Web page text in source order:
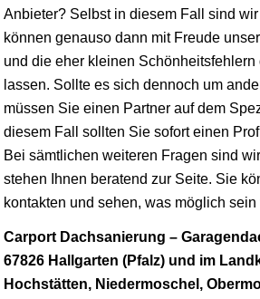
Anbieter? Selbst in diesem Fall sind
können genauso dann mit Freude
und die eher kleinen Schönheitsfehlern
lassen. Sollte es sich dennoch um
müssen Sie einen Partner auf dem
diesem Fall sollten Sie sofort einen
Bei sämtlichen weiteren Fragen sind
stehen Ihnen beratend zur Seite. Sie
kontakten und sehen, was möglich sein
Carport Dachsanierung –
67826 Hallgarten (Pfalz) und im
Hochstätten, Niedermoschel,